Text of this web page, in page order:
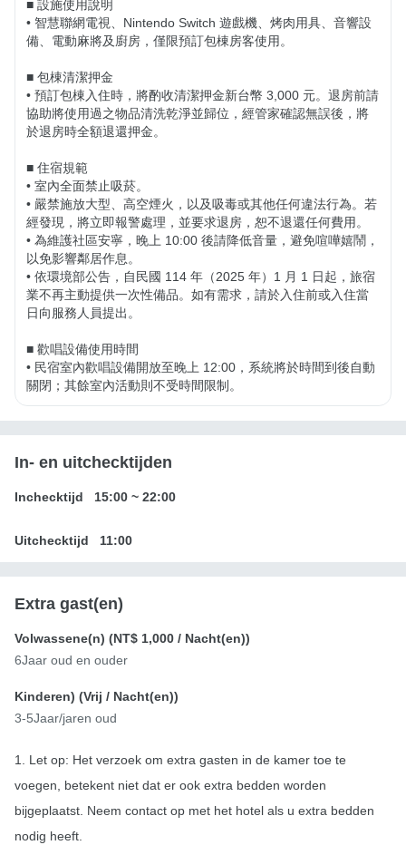
■ 設施使用說明
• 智慧聯網電視、Nintendo Switch 遊戲機、烤肉用具、音響設
備、電動麻將及廚房，僅限預訂包棟房客使用。
■ 包棟清潔押金
• 預訂包棟入住時，將酌收清潔押金新台幣 3,000 元。退房前請
協助將使用過之物品清洗乾淨並歸位，經管家確認無誤後，將
於退房時全額退還押金。
■ 住宿規範
• 室內全面禁止吸菸。
• 嚴禁施放大型、高空煙火，以及吸毒或其他任何違法行為。若
經發現，將立即報警處理，並要求退房，恕不退還任何費用。
• 為維護社區安寧，晚上 10:00 後請降低音量，避免喧嘩嬉鬧，
以免影響鄰居作息。
• 依環境部公告，自民國 114 年（2025 年）1 月 1 日起，旅宿
業不再主動提供一次性備品。如有需求，請於入住前或入住當
日向服務人員提出。
■ 歡唱設備使用時間
• 民宿室內歡唱設備開放至晚上 12:00，系統將於時間到後自動
關閉；其餘室內活動則不受時間限制。
In- en uitchecktijden
Inchecktijd 15:00 ~ 22:00
Uitchecktijd 11:00
Extra gast(en)
Volwassene(n) (NT$ 1,000 / Nacht(en))
6Jaar oud en ouder
Kinderen) (Vrij / Nacht(en))
3-5Jaar/jaren oud
1. Let op: Het verzoek om extra gasten in de kamer toe te
voegen, betekent niet dat er ook extra bedden worden
bijgeplaatst. Neem contact op met het hotel als u extra bedden
nodig heeft.